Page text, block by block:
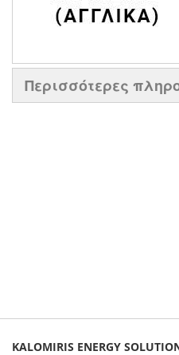
Περισσότερες
KALOMIRIS ENERGY